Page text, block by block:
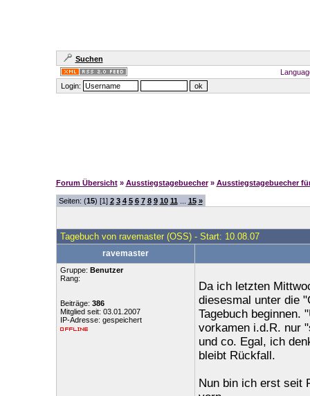
Suchen
Login:
Forum Übersicht » Ausstiegstagebuecher » Ausstiegstagebuecher
Seiten: (15) [1] 2 3 4 5 6 7 8 9 10 11 15 »
Tagebuch von ravemaster (OSS) - Start: 10.08.07
ravemaster
Gruppe: Benutzer
Rang:
Beiträge: 386
Mitglied seit: 03.01.2007
IP-Adresse: gespeichert
Da ich letzten
diesesmal unter die
Tagebuch beginnen.
vorkamen i.d.R. nur
und co. Egal, ich
bleibt Rückfall.
Nun bin ich erst seit